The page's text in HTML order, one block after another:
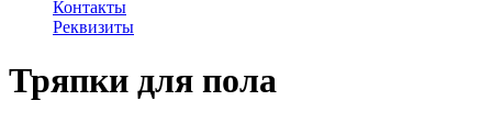
Контакты
Реквизиты
Тряпки для пола